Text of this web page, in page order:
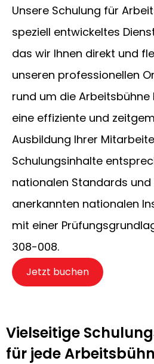
Unsere Schulung für
speziell entwickeltes
das wir Ihnen direkt und
unseren professionellen
rund um die Arbeitsbühne
eine effiziente und
Ausbildung Ihrer
Schulungsinhalte
nationalen Standards und
anerkannten nationalen
mit einer
308-008.
Jetzt buchen
Vielseitige
für jede